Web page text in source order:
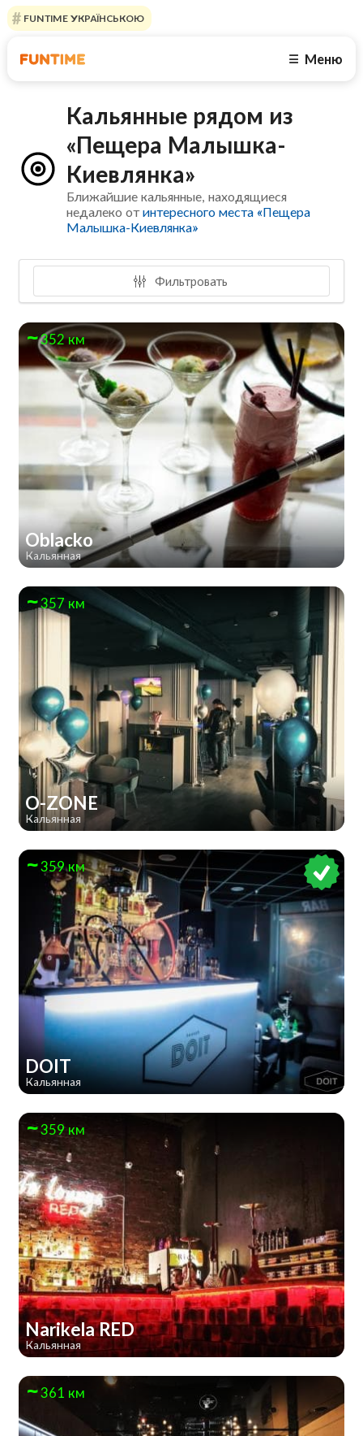
FUNTIME УКРАЇНСЬКОЮ
☰ Меню
Кальянные рядом из
«Пещера Малышка-
Киевлянка»
Ближайшие кальянные, находящиеся
недалеко отинтересного места «Пещера
Малышка-Киевлянка»
Фильтровать
352 км
Oblacko
Кальянная
357 км
O-ZONE
Кальянная
359 км
DOIT
Кальянная
359 км
Narikela RED
Кальянная
361 км